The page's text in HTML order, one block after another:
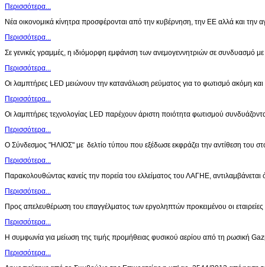
Περισσότερα...
Νέα οικονομικά κίνητρα προσφέρονται από την κυβέρνηση, την ΕΕ αλλά και την
Περισσότερα...
Σε γενικές γραμμές, η ιδιόμορφη εμφάνιση των ανεμογεννητριών σε συνδυασμό
Περισσότερα...
Οι λαμπτήρες LED μειώνουν την κατανάλωση ρεύματος για το φωτισμό ακόμη
Περισσότερα...
Οι λαμπτήρες τεχνολογίας LED παρέχουν άριστη ποιότητα φωτισμού
Περισσότερα...
Ο Σύνδεσμος "ΗΛΙΟΣ" με δελτίο τύπου που εξέδωσε εκφράζει την αντίθεση του
Περισσότερα...
Παρακολουθώντας κανείς την πορεία του ελλείματος του ΛΑΓΗΕ, αντιλαμβάνεται
Περισσότερα...
Προς απελευθέρωση του επαγγέλματος των εργοληπτών προκειμένου οι
Περισσότερα...
Η συμφωνία για μείωση της τιμής προμήθειας φυσικού αερίου από τη ρωσική
Περισσότερα...